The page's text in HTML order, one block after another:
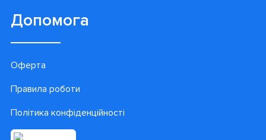
Допомога
Оферта
Правила роботи
Політика конфіденційності